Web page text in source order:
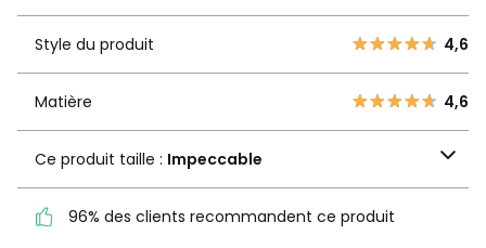
1 0
2
3 0
4,6
4,6
Impeccable
96% des clients
Style du produit 4,6
Matière 4,6
Ce produit taille : Impeccable
96% des clients recommandent ce produit